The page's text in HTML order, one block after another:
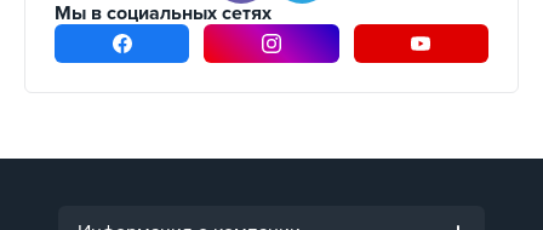
Мы в социальных сетях